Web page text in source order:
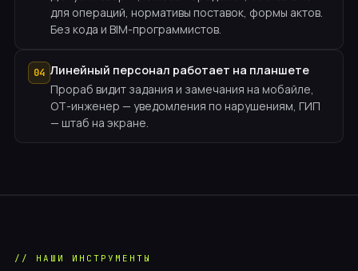
для операций, нормативы поставок, формы актов.
Без кода и BIM-программистов.
04 Линейный персонал работает на планшете
Прораб видит задания и замечания на мобайле,
ОТ-инженер — уведомления по нарушениям, ГИП
— штаб на экране.
// НАШИ ИНСТРУМЕНТЫ